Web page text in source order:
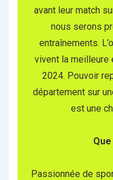
avant leur match
nous serons
entraînements.
vivent la
2024. Pouvoir
département sur
est une
Passionnée de